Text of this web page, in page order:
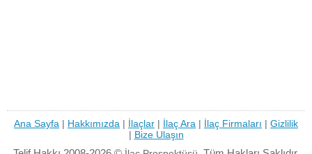
Ana Sayfa | Hakkımızda | İlaçlar | İlaç Ara | İlaç Firmaları | Gizlilik
| Bize Ulaşın